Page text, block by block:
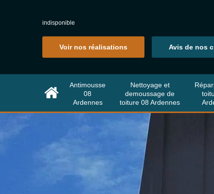
indisponible
Voir nos réalisations Avis de nos
Antimousse
08
Ardennes
Nettoyage et
demoussage de
toiture 08 Ardennes